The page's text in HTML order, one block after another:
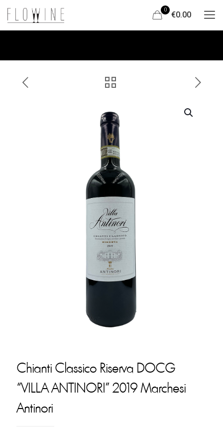
0
€0.00
Chianti Classico Riserva DOCG
“VILLA ANTINORI” 2019 Marchesi
Antinori